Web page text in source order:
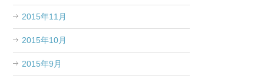
2015年11月
2015年10月
2015年9月